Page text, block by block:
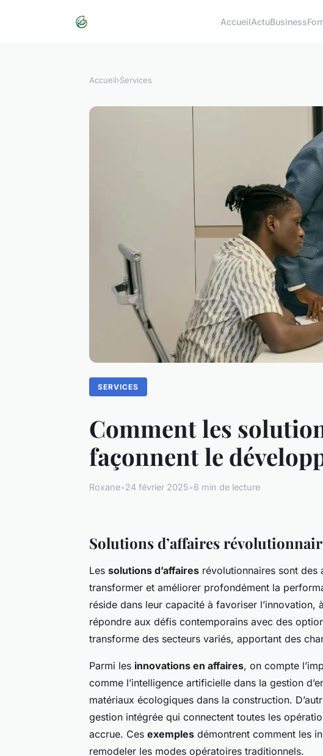
AccueilActuBusiness
Accueil›Services
SERVICES
Comment les
façonnent le
Roxane•24 février 2025•6 min de lecture
Solutions d’affaires
Les solutions d’affaires révolutionnaires sont
transformer et améliorer profondément la
réside dans leur capacité à favoriser l’innovation,
répondre aux défis contemporains avec des
transforme des secteurs variés, apportant des
Parmi les innovations en affaires, on compte
comme l’intelligence artificielle dans la gestion
matériaux écologiques dans la construction.
gestion intégrée qui connectent toutes les
accrue. Ces exemples démontrent comment les
remodeler les modes opératoires traditionnels.